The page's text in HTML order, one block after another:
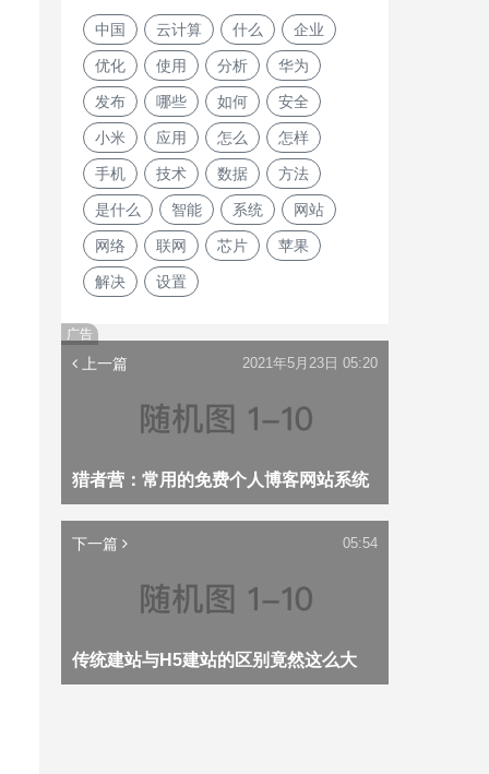
中国 云计算 什么 企业
优化 使用 分析 华为
发布 哪些 如何 安全
小米 应用 怎么 怎样
手机 技术 数据 方法
是什么 智能 系统 网站
网络 联网 芯片 苹果
解决 设置
广告
上一篇
猎者营：常用的免费个人博客网站系统
2021年5月23日 05:20
下一篇
传统建站与H5建站的区别竟然这么大
05:54